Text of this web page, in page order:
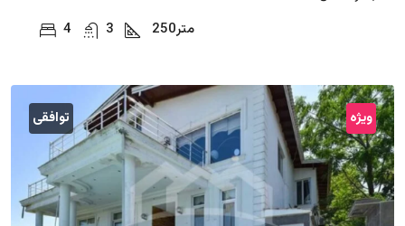
4
3 250متر
ویژه توافقی